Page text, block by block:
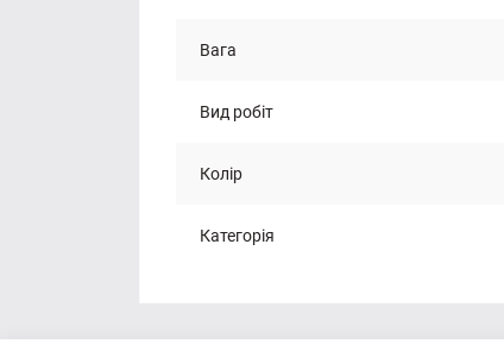
Вага
Вид робіт
Колір
Категорія